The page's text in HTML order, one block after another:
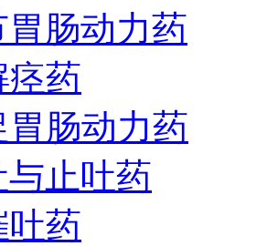
胃肠动力药
痉药
胃肠动力药
与止吐药
吐药